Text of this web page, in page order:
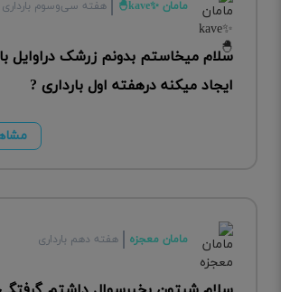
مامان ✨️kave🐣 هفته سی‌وسوم بارداری
سلام میخاستم بدونم زرشک دراوایل
ایجاد میکنه درهفته اول بارداری ?
مشاهده
مامان معجزه هفته دهم بارداری